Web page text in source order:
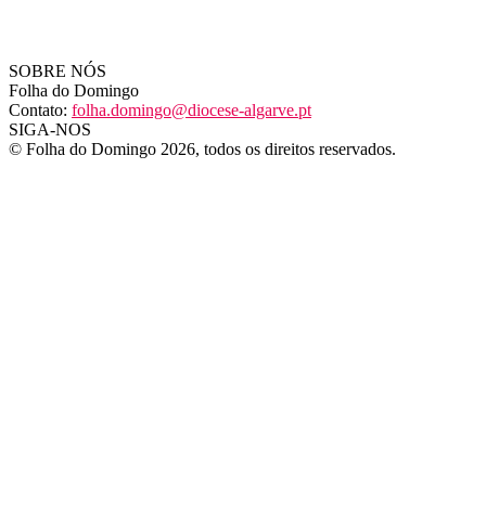
SOBRE NÓS
Folha do Domingo
Contato: folha.domingo@diocese-algarve.pt
SIGA-NOS
© Folha do Domingo 2026, todos os direitos reservados.